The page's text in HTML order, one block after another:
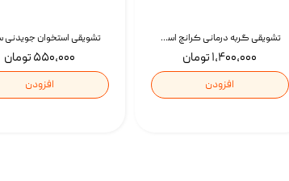
۵۵۰,۰۰۰ تومان
افزودن
تشویقی گربه درمانی کرانچ اسنکی با طعم میکس Snacky Crunch Cat Treats وزن 60 گرم بسته 4 عددی
۱,۴۰۰,۰۰۰ تومان
افزودن